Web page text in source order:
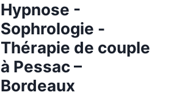
Hypnose -
Sophrologie -
Thérapie de couple
à Pessac –
Bordeaux